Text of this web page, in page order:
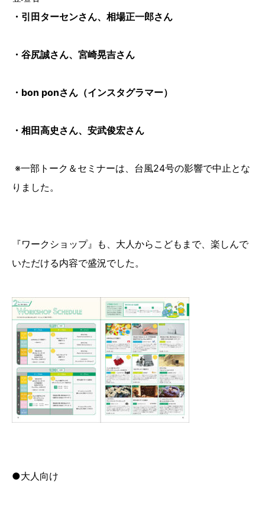
・引田ターセンさん、相場正一郎さん
・谷尻誠さん、宮崎晃吉さん
・bon ponさん（インスタグラマー）
・相田高史さん、安武俊宏さん
※一部トーク＆セミナーは、台風24号の影響で中止とな
りました。
『ワークショップ』も、大人からこどもまで、楽しんで
いただける内容で盛況でした。
●大人向け